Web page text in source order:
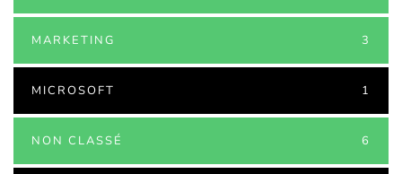
MARKETING 3
MICROSOFT 1
NON CLASSÉ 6